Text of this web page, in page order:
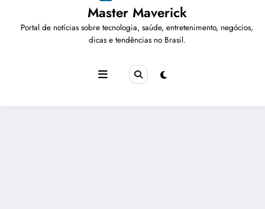
Master Maverick
Portal de notícias sobre tecnologia, saúde, entretenimento, negócios,
dicas e tendências no Brasil.